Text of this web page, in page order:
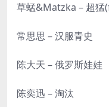
草蜢&Matzka – 超
常思思 – 汉服青史
陈大天 – 俄罗斯娃娃
陈奕迅 – 淘汰